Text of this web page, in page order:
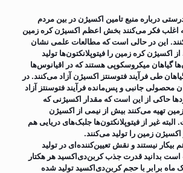
درباره منبع تامین اکسیژن در بین مردم
اغلب فکر می‌کنند بخش اعظم اکسیژن کره زمین
این در حالی است که مطالعات علمی نشان
اکسیژن کره زمین را فیتوپلانکتون‌ها تولید
گیاهان میکروسکوپی هستند که در اقیانوس‌ها
طی فرآیند فتوسنتز اکسیژن آزاد می‌کنند. در
محصولی جانبی و پس‌مانده فرآیند فتوسنتز آزاد
حاکی از این است که مقدار اکسیژنی که
زمین تهیه می‌کنند بیش از نیمی از اکسیژن
غیر از فیتوپلانکتون‌ها جلبک‌های دریایی هم
زمین را تولید می‌کنند.
بیکار نیستند و نقش تعیین‌کننده‌ای در تولید
است بدانید قدرت جذب کربن‌دی‌اکسید هر هکتار
ماه برابر با حجم کربن‌دی‌اکسید تولید شده